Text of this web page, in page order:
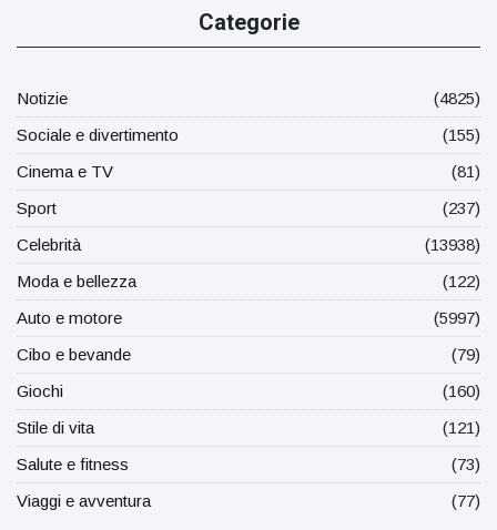
Categorie
Notizie
(4825)
Sociale e divertimento
(155)
Cinema e TV
(81)
Sport
(237)
Celebrità
(13938)
Moda e bellezza
(122)
Auto e motore
(5997)
Cibo e bevande
(79)
Giochi
(160)
Stile di vita
(121)
Salute e fitness
(73)
Viaggi e avventura
(77)